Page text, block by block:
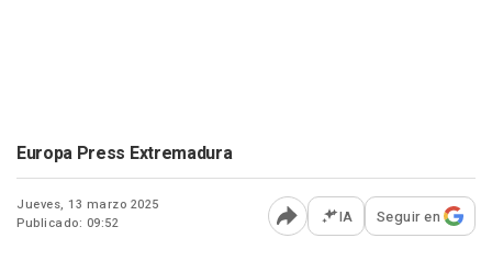
Europa Press Extremadura
Jueves, 13 marzo 2025
Publicado: 09:52
Abrir opciones para
IA Seguir en